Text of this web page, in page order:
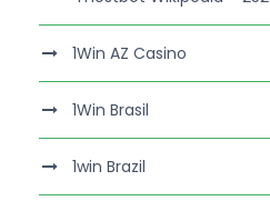
1Win AZ Casino
1Win Brasil
1win Brazil